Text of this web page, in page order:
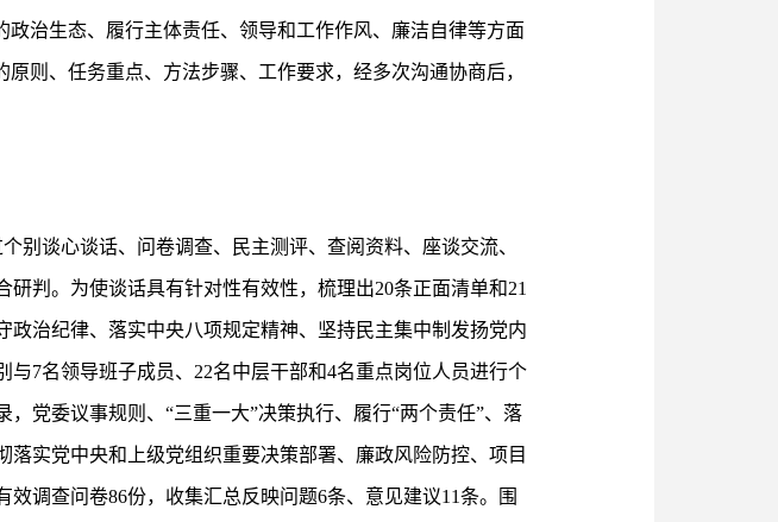
治生态、履行主体责任、领导和工作作风、廉洁自律等方面
则、任务重点、方法步骤、工作要求，经多次沟通协商后，
别谈心谈话、问卷调查、民主测评、查阅资料、座谈交流、
判。为使谈话具有针对性有效性，梳理出20条正面清单和21
治纪律、落实中央八项规定精神、坚持民主集中制发扬党内
7名领导班子成员、22名中层干部和4名重点岗位人员进行个
党委议事规则、“三重一大”决策执行、履行“两个责任”、落
实党中央和上级党组织重要决策部署、廉政风险防控、项目
调查问卷86份，收集汇总反映问题6条、意见建议11条。围